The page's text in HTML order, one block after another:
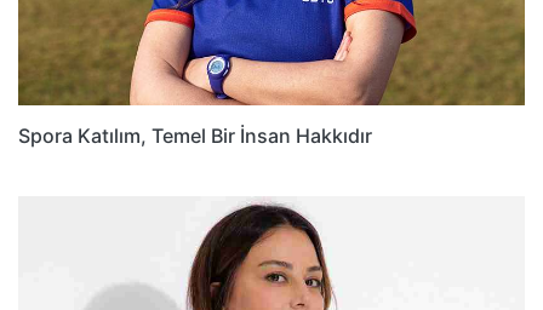
Spora Katılım, Temel Bir İnsan Hakkıdır